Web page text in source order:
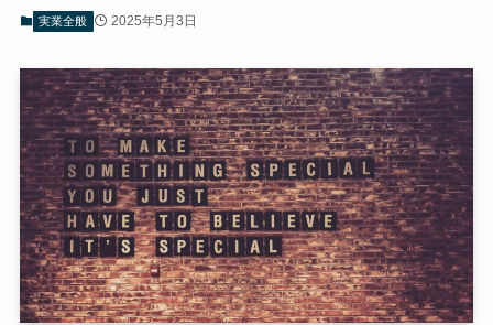
実業全般 2025年5月3日